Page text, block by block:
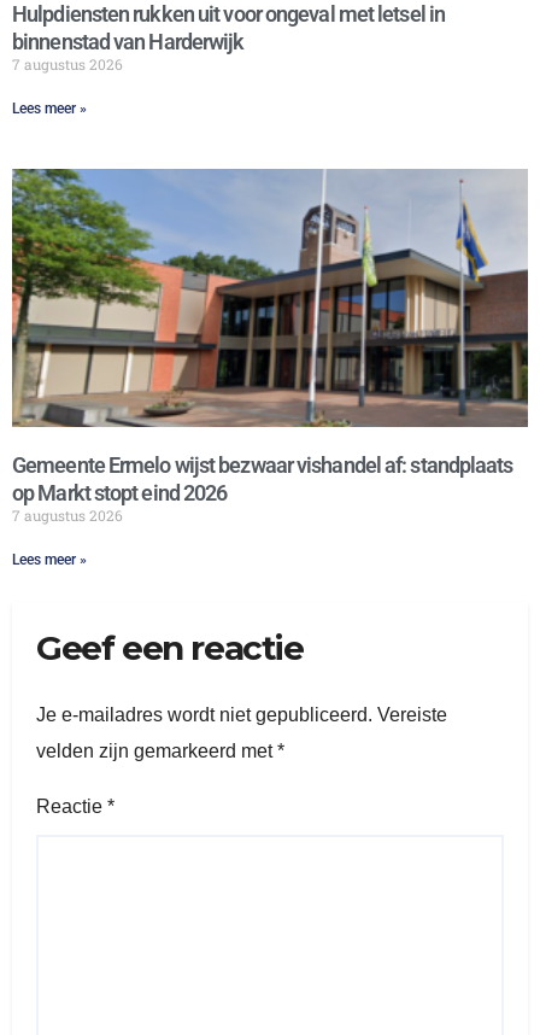
Hulpdiensten rukken uit voor ongeval met letsel in
binnenstad van Harderwijk
7 augustus 2026
Lees meer »
Gemeente Ermelo wijst bezwaar vishandel af: standplaats
op Markt stopt eind 2026
7 augustus 2026
Lees meer »
Geef een reactie
Je e-mailadres wordt niet gepubliceerd. Vereiste
velden zijn gemarkeerd met*
Reactie *